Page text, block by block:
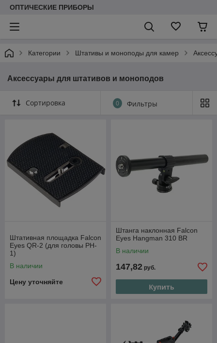
ОПТИЧЕСКИЕ ПРИБОРЫ
Категории Штативы и моноподы для камер
Аксессуары для штативов и моноподов
Сортировка 0 Фильтры
Штативная площадка Falcon
Eyes QR-2 (для головы PH-
1)
В наличии
Цену уточняйте
Штанга наклонная Falcon
Eyes Hangman 310 BR
В наличии
147,82 руб.
Купить